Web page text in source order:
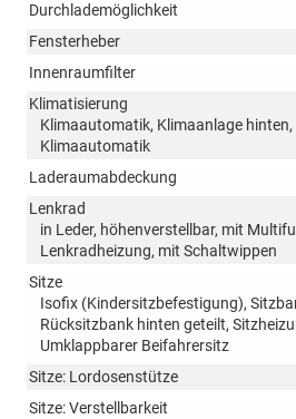
Durchlademöglichkeit
Fensterheber
Innenraumfilter
Klimatisierung
Klimaautomatik, Klimaanlage
Klimaautomatik
Laderaumabdeckung
Lenkrad
in Leder, höhenverstellbar, mit
Lenkradheizung, mit Schaltwippen
Sitze
Isofix (Kindersitzbefestigung),
Rücksitzbank hinten geteilt,
Umklappbarer Beifahrersitz
Sitze: Lordosenstütze
Sitze: Verstellbarkeit